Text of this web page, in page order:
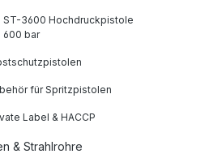
ST-3600 Hochdruckpistole
600 bar
für Spritzpistolen
Label & HACCP
& Strahlrohre